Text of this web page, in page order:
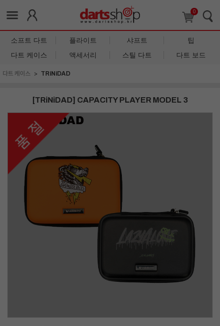
0
소프트 다트 플라이트 샤프트
팁
다트 케이스
액세서리 스틸 다트 다트 보드
다트 케이스 TRiNiDAD
[TRiNiDAD] CAPACITY PLAYER MODEL 3